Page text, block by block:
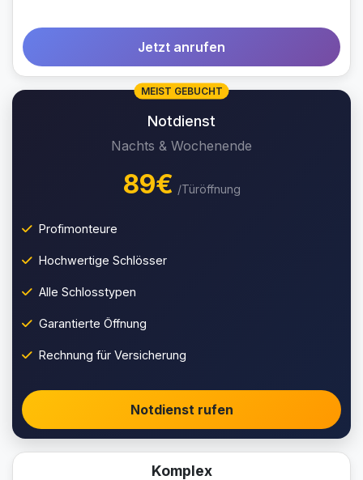
Jetzt anrufen
MEIST GEBUCHT
Notdienst
Nachts & Wochenende
89€ /Türöffnung
Profimonteure
Hochwertige Schlösser
Alle Schlosstypen
Garantierte Öffnung
Rechnung für Versicherung
Notdienst rufen
Komplex